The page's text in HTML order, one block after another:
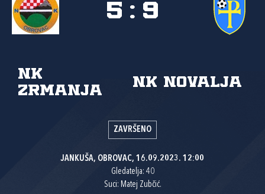
NK
Zrmanja
NK Novalja
5 : 9
ZAVRŠENO
JANKUŠA, OBROVAC, 16.09.2023. 12:00
Gledatelja: 40
Suci: Matej Zubčić.